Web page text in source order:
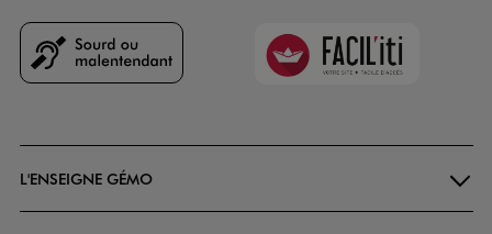
Faciliti
L'ENSEIGNE GÉMO